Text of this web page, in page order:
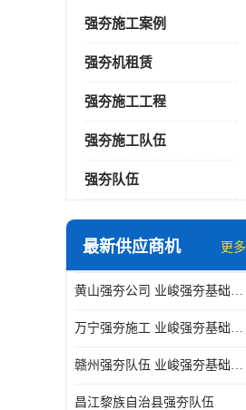
强夯施工案例
强夯机租赁
强夯施工工程
强夯施工队伍
强夯队伍
最新供应商机 更多
黄山强夯公司 业峻强夯基础工程
万宁强夯施工 业峻强夯基础工程
赣州强夯队伍 业峻强夯基础工程
昌江黎族自治县强夯队伍